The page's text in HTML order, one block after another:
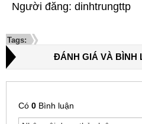
Người đăng: dinhtrungttp
Tags:
ĐÁNH GIÁ VÀ BÌNH
Có 0 Bình luận